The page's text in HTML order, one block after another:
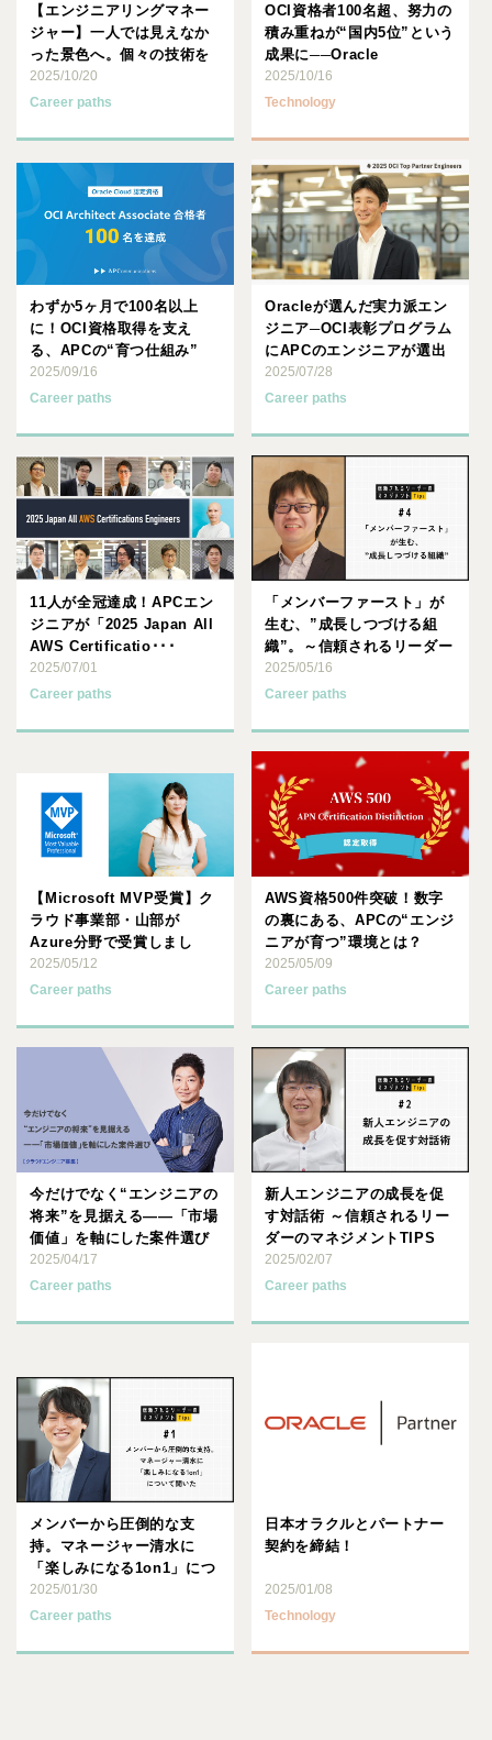
【エンジニアリングマネー
ジャー】一人では見えなか
った景色へ。個々の技術を
束ね、チームの力に変える
2025/10/20
Career paths
OCI資格者100名超、努力の
積み重ねが“国内5位”という
成果に──Oracle
Certifica･･･
2025/10/16
Technology
わずか5ヶ月で100名以上
に！OCI資格取得を支え
る、APCの“育つ仕組み”
2025/09/16
Career paths
Oracleが選んだ実力派エン
ジニア─OCI表彰プログラム
にAPCのエンジニアが選出
されました
2025/07/28
Career paths
11人が全冠達成！APCエン
ジニアが「2025 Japan All
AWS Certificatio･･･
2025/07/01
Career paths
「メンバーファースト」が
生む、”成長しつづける組
織”。～信頼されるリーダー
のマネジメントTips #･･･
2025/05/16
Career paths
【Microsoft MVP受賞】ク
ラウド事業部・山部が
Azure分野で受賞しまし
た！
2025/05/12
Career paths
AWS資格500件突破！数字
の裏にある、APCの“エンジ
ニアが育つ”環境とは？
2025/05/09
Career paths
今だけでなく“エンジニアの
将来”を見据える――「市場
価値」を軸にした案件選び
2025/04/17
Career paths
新人エンジニアの成長を促
す対話術 ～信頼されるリー
ダーのマネジメントTIPS
#2
2025/02/07
Career paths
メンバーから圧倒的な支
持。マネージャー清水に
「楽しみになる1on1」につ
いて聞いた ～信頼されるリ
ー･･･
2025/01/30
Career paths
日本オラクルとパートナー
契約を締結！
2025/01/08
Technology